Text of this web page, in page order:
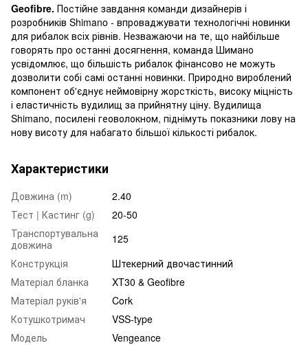
Geofibre. Постійне завдання команди дизайнерів і
розробників Shimano - впроваджувати технологічні новинки
для рибалок всіх рівнів. Незважаючи на те, що найбільше
говорять про останні досягнення, команда Шимано
усвідомлює, що більшість рибалок фінансово не можуть
дозволити собі самі останні новинки. Природно вироблений
компонент об'єднує неймовірну жорсткість, високу міцність
і еластичність вудилищ за прийнятну ціну. Вудилища
Shimano, посилені геоволокном, піднімуть показники лову на
нову висоту для набагато більшої кількості рибалок.
Характеристики
Довжина (m)
2.40
Тест | Кастинг (g)
20-50
Транспортувальна
довжина
125
Конструкція
Штекерний двочастинний
Матеріал бланка
XT30 & Geofibre
Матеріал руків'я
Cork
Котушкотримач
VSS-type
Модель
Vengeance